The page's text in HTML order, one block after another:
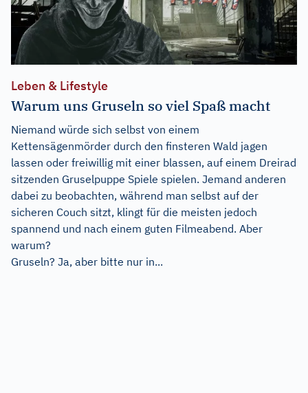
Leben & Lifestyle
Warum uns Gruseln so viel Spaß macht
Niemand würde sich selbst von einem
Kettensägenmörder durch den finsteren Wald jagen
lassen oder freiwillig mit einer blassen, auf einem Dreirad
sitzenden Gruselpuppe Spiele spielen. Jemand anderen
dabei zu beobachten, während man selbst auf der
sicheren Couch sitzt, klingt für die meisten jedoch
spannend und nach einem guten Filmeabend. Aber
warum?
Gruseln? Ja, aber bitte nur in...